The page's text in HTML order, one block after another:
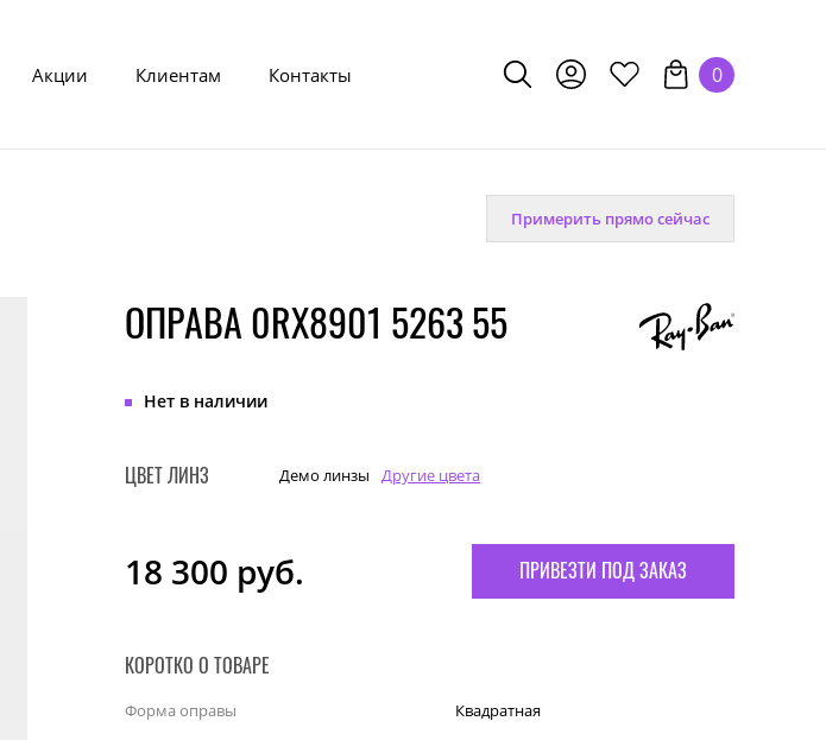
Акции Клиентам Контакты 0
Примерить прямо сейчас
ОПРАВА 0RX8901 5263 55
Нет в наличии
ЦВЕТ ЛИНЗ Демо линзы Другие цвета
18 300 руб. ПРИВЕЗТИ ПОД ЗАКАЗ
КОРОТКО О ТОВАРЕ
Форма оправы
Квадратная